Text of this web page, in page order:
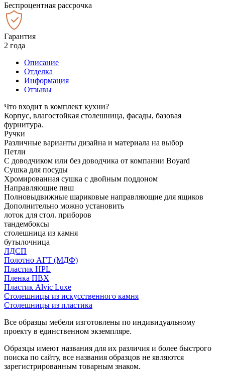
Беспроцентная рассрочка
Гарантия
2 года
Описание
Отделка
Информация
Отзывы
Что входит в комплект кухни?
Корпус, влагостойкая столешница, фасады, базовая
фурнитура.
Ручки
Различные варианты дизайна и материала на выбор
Петли
С доводчиком или без доводчика от компании Boyard
Сушка для посуды
Хромированная сушка с двойным поддоном
Направляющие пвш
Полновыдвижные шариковые направляющие для ящиков
Дополнительно можно установить
лоток для стол. приборов
тандембоксы
столешница из камня
бутылочница
ЛДСП
Полотно АГТ (МДФ)
Пластик HPL
Пленка ПВХ
Пластик Alvic Luxe
Столешницы из искусственного камня
Столешницы из пластика
Все образцы мебели изготовлены по индивидуальному
проекту в единственном экземпляре.
Образцы имеют названия для их различия и более быстрого
поиска по сайту, все названия образцов не являются
зарегистрированным товарным знаком.